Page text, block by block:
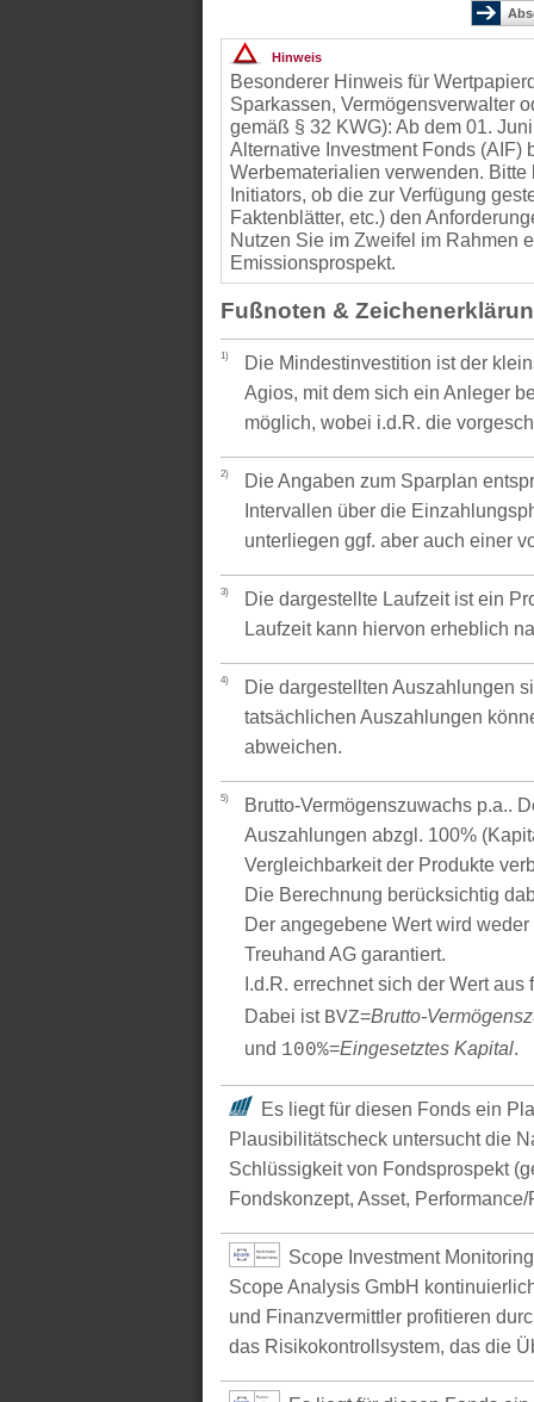
Hinweis
Besonderer Hinweis für
Sparkassen, Vermögensverwalter
gemäß § 32 KWG): Ab dem 01.
Alternative Investment Fonds (AIF)
Werbematerialien verwenden.
Initiators, ob die zur Verfügung
Faktenblätter, etc.) den
Nutzen Sie im Zweifel im Rahmen
Emissionsprospekt.
Fußnoten &
1)
Die Mindestinvestition ist der
Agios, mit dem sich ein Anleger
möglich, wobei i.d.R. die
2)
Die Angaben zum Sparplan
Intervallen über die
unterliegen ggf. aber auch einer
3)
Die dargestellte Laufzeit ist ein
Laufzeit kann hiervon erheblich
4)
Die dargestellten Auszahlungen
tatsächlichen Auszahlungen
abweichen.
5)
Brutto-Vermögenszuwachs p.a..
Auszahlungen abzgl. 100%
Vergleichbarkeit der Produkte
Die Berechnung berücksichtig
Der angegebene Wert wird
Treuhand AG garantiert.
I.d.R. errechnet sich der Wert
Dabei ist BVZ=Brutto-
und 100%=Eingesetztes Kapital.
Es liegt für diesen Fonds ein
Plausibilitätscheck untersucht die
Schlüssigkeit von Fondsprospekt
Fondskonzept, Asset,
Scope Investment
Scope Analysis GmbH
und Finanzvermittler profitieren
das Risikokontrollsystem, das die